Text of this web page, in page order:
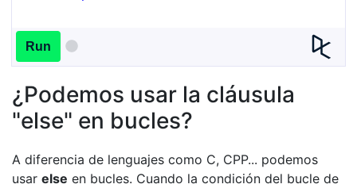
Run
¿Podemos usar la cláusula
"else" en bucles?
A diferencia de lenguajes como C, CPP... podemos
usar else en bucles. Cuando la condición del bucle de